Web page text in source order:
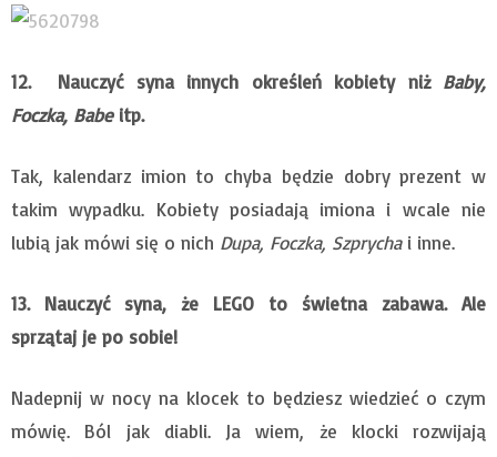
12. Nauczyć syna innych określeń kobiety niż Baby,
Foczka, Babeitp.
Tak, kalendarz imion to chyba będzie dobry prezent w
takim wypadku. Kobiety posiadają imiona i wcale nie
lubią jak mówi się o nich Dupa, Foczka, Szprychai inne.
13.
Nauczyć syna, że LEGO to świetna zabawa. Ale
sprzątaj je po sobie!
Nadepnij w nocy na klocek to będziesz wiedzieć o czym
mówię. Ból jak diabli. Ja wiem, że klocki rozwijają